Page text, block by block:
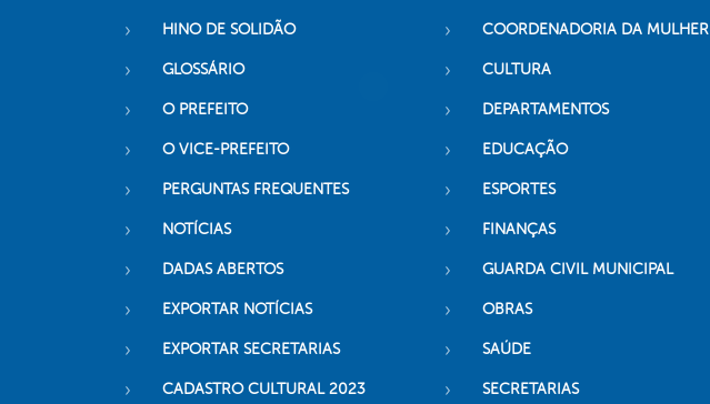
HINO DE SOLIDÃO
GLOSSÁRIO
O PREFEITO
O VICE-PREFEITO
PERGUNTAS FREQUENTES
NOTÍCIAS
DADAS ABERTOS
EXPORTAR NOTÍCIAS
EXPORTAR SECRETARIAS
CADASTRO CULTURAL 2023
COORDENADORIA DA MULHER
CULTURA
DEPARTAMENTOS
EDUCAÇÃO
ESPORTES
FINANÇAS
GUARDA CIVIL MUNICIPAL
OBRAS
SAÚDE
SECRETARIAS